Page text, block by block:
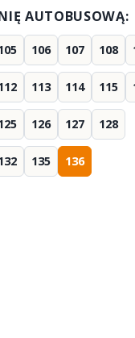
AUTOBUSOWĄ:
106 107 108
113 114 115
126 127 128
135 136